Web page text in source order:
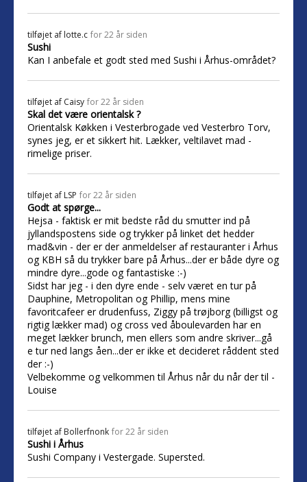
tilføjet af lotte.c for 22 år siden
Sushi
Kan I anbefale et godt sted med Sushi i Århus-området?
tilføjet af Caisy for 22 år siden
Skal det være orientalsk ?
Orientalsk Køkken i Vesterbrogade ved Vesterbro Torv,
synes jeg, er et sikkert hit. Lækker, veltilavet mad -
rimelige priser.
tilføjet af LSP for 22 år siden
Godt at spørge...
Hejsa - faktisk er mit bedste råd du smutter ind på
jyllandspostens side og trykker på linket det hedder
mad&vin - der er der anmeldelser af restauranter i Århus
og KBH så du trykker bare på Århus...der er både dyre og
mindre dyre...gode og fantastiske :-)
Sidst har jeg - i den dyre ende - selv været en tur på
Dauphine, Metropolitan og Phillip, mens mine
favoritcafeer er drudenfuss, Ziggy på trøjborg (billigst og
rigtig lækker mad) og cross ved åboulevarden har en
meget lækker brunch, men ellers som andre skriver...gå
e tur ned langs åen...der er ikke et decideret råddent sted
der :-)
Velbekomme og velkommen til Århus når du når der til -
Louise
tilføjet af Bollerfnonk for 22 år siden
Sushi i Århus
Sushi Company i Vestergade. Supersted.